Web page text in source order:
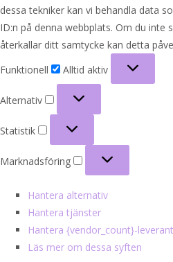
dessa tekniker kan vi behandla data
ID:n på denna webbplats. Om du inte
återkallar ditt samtycke kan detta
Funktionell
Alltid aktiv
Alternativ
Statistik
Marknadsföring
Hantera alternativ
Hantera tjänster
Hantera {vendor_count}-
Läs mer om dessa syften